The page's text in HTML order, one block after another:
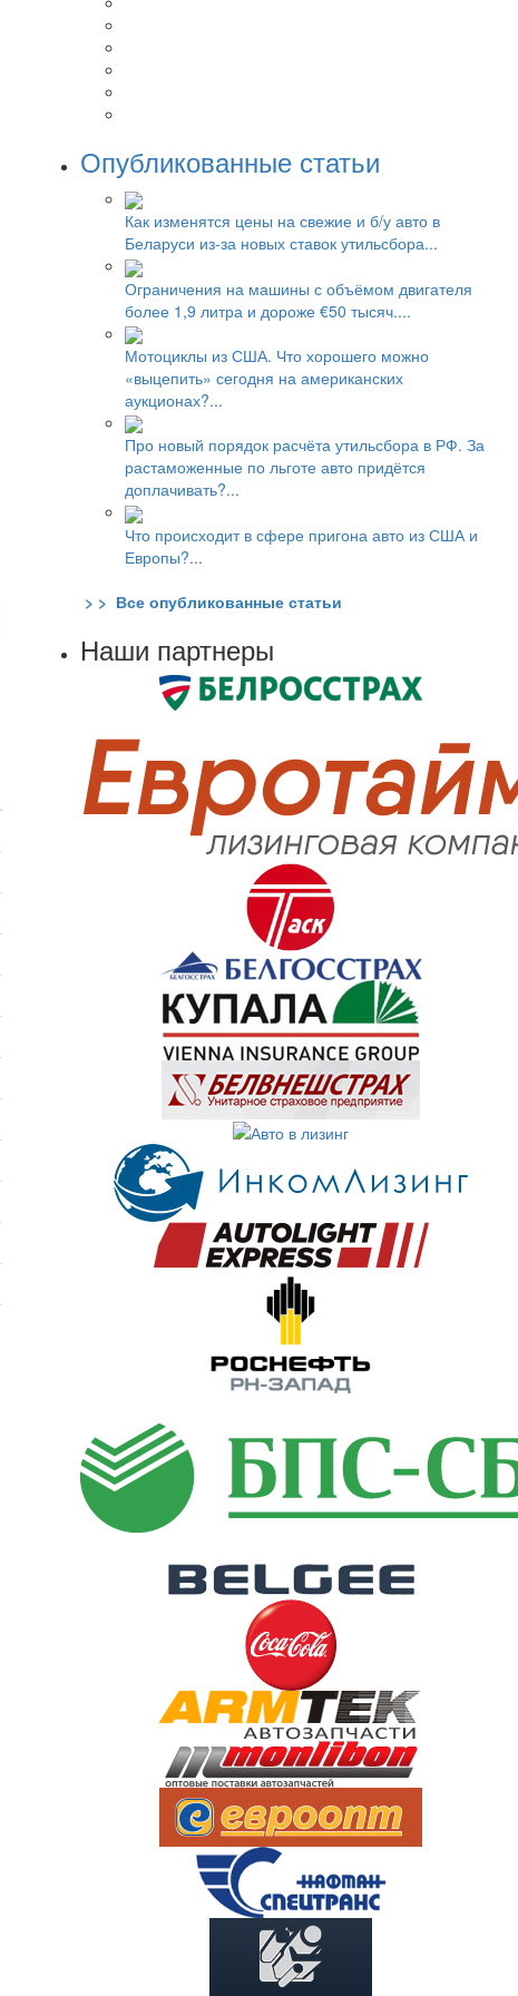
Опубликованные статьи
Как изменятся цены на свежие и б/у авто в
Беларуси из-за новых ставок утильсбора...
Ограничения на машины с объёмом двигателя
более 1,9 литра и дороже €50 тысяч....
Мотоциклы из США. Что хорошего можно
«выцепить» сегодня на американских
аукционах?...
Про новый порядок расчёта утильсбора в РФ. За
растаможенные по льготе авто придётся
доплачивать?...
Что происходит в сфере пригона авто из США и
Европы?...
> > Все опубликованные статьи
Наши партнеры